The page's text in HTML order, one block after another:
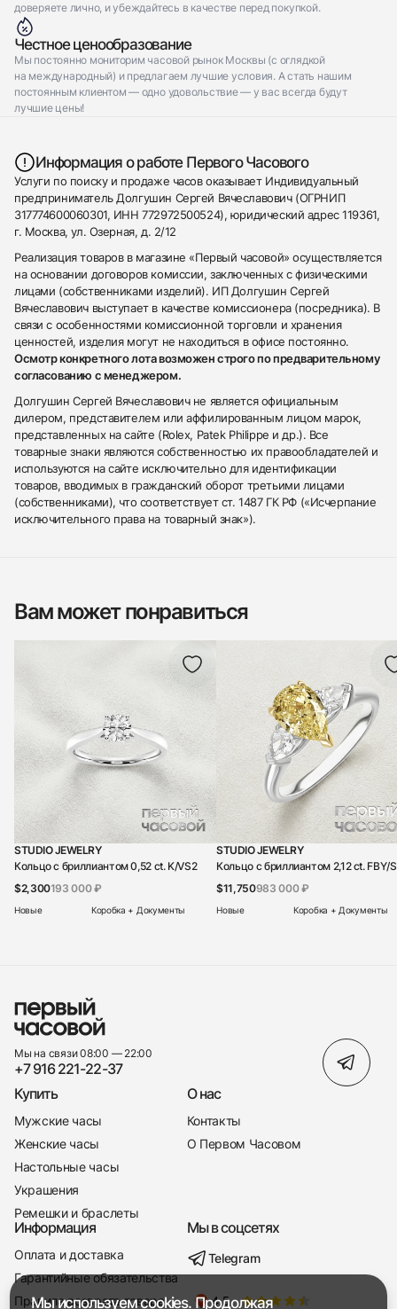
+7 916 221-22-37
доверяете лично, и убеждайтесь в качестве перед покупкой.
Честное ценообразование
Мы постоянно мониторим часовой рынок Москвы (с оглядкой
на международный) и предлагаем лучшие условия. А стать нашим
постоянным клиентом — одно удовольствие — у вас всегда будут
лучшие цены!
Информация о работе Первого Часового
Услуги по поиску и продаже часов оказывает Индивидуальный
предприниматель Долгушин Сергей Вячеславович (ОГРНИП
317774600060301, ИНН 772972500524), юридический адрес 119361,
г. Москва, ул. Озерная, д. 2/12
Реализация товаров в магазине «Первый часовой» осуществляется
на основании договоров комиссии, заключенных с физическими
лицами (собственниками изделий). ИП Долгушин Сергей
Вячеславович выступает в качестве комиссионера (посредника). В
связи с особенностями комиссионной торговли и хранения
ценностей, изделия могут не находиться в офисе постоянно.
Осмотр конкретного лота возможен строго по предварительному
согласованию с менеджером.
Долгушин Сергей Вячеславович не является официальным
дилером, представителем или аффилированным лицом марок,
представленных на сайте (Rolex, Patek Philippe и др.). Все
товарные знаки являются собственностью их правообладателей и
используются на сайте исключительно для идентификации
товаров, вводимых в гражданский оборот третьими лицами
(собственниками), что соответствует ст. 1487 ГК РФ («Исчерпание
исключительного права на товарный знак»).
Вам может понравиться
STUDIO JEWELRY
Кольцо с бриллиантом 0,52 ct. K/VS2
$2,300193 000 ₽
Новые Коробка + Документы
STUDIO JEWELRY
Кольцо с бриллиантом 2,12 ct. FBY/
$11,750983 000 ₽
Новые Коробка + Документы
Мы на связи 08:00 — 22:00
+7 916 221-22-37
Купить
Мужские часы
Женские часы
Настольные часы
Украшения
Ремешки и браслеты
О нас
Контакты
О Первом Часовом
Информация
Оплата и доставка
Гарантийные обязательства
Правила возврата товара
Мы в соцсетях
Telegram
Мы используем cookies. Продолжая